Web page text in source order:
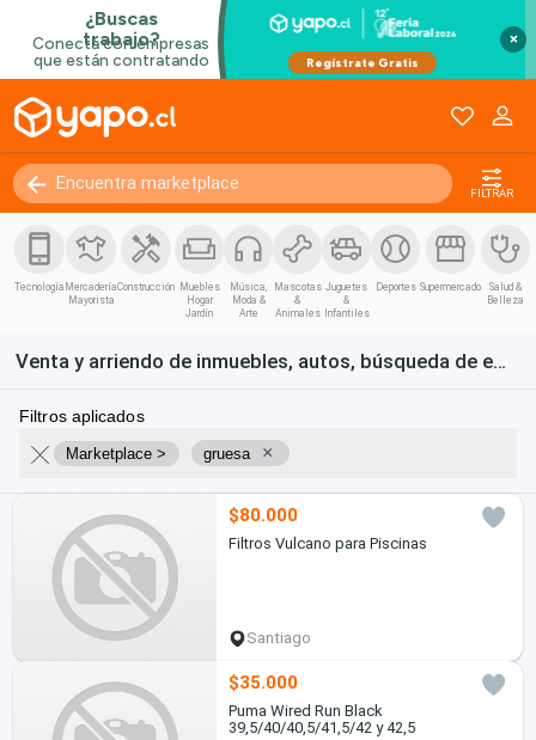
×
FILTRAR
Tecnología Mercadería
Mayorista
Construcción Muebles
Hogar
Jardín
Música,
Moda &
Arte
Mascotas
&
Animales
Juguetes
&
Infantiles
Deportes Supermercado
Salud &
Belleza
Venta y arriendo de inmuebles, autos, búsqueda de empleo y bienes de consumo en Chile
Filtros aplicados
Marketplace > gruesa ×
$80.000
Filtros Vulcano para Piscinas
Santiago
$35.000
Puma Wired Run Black
39,5/40/40,5/41,5/42 y 42,5